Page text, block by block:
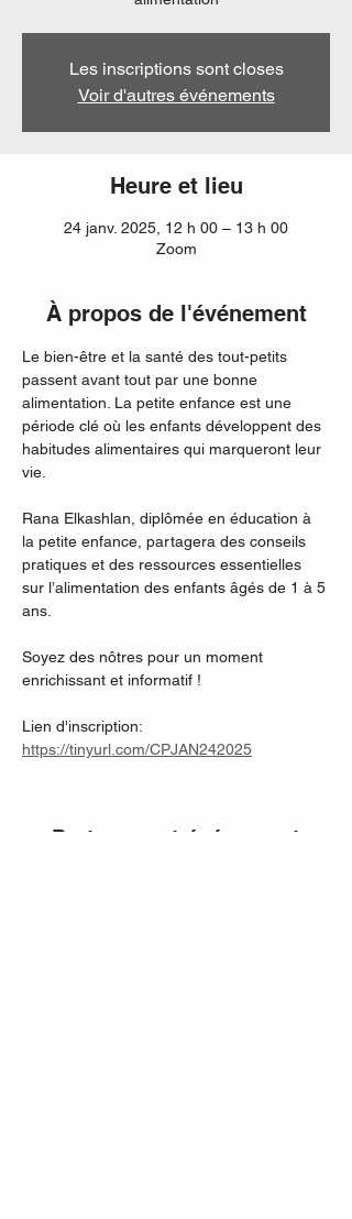
Les inscriptions sont closes
Voir d'autres événements
Heure et lieu
24 janv. 2025, 12 h 00 – 13 h 00
Zoom
À propos de l'événement
Le bien-être et la santé des tout-petits
passent avant tout par une bonne
alimentation. La petite enfance est une
période clé où les enfants développent des
habitudes alimentaires qui marqueront leur
vie.
Rana Elkashlan, diplômée en éducation à
la petite enfance, partagera des conseils
pratiques et des ressources essentielles
sur l’alimentation des enfants âgés de 1 à 5
ans.
Soyez des nôtres pour un moment
enrichissant et informatif !
Lien d'inscription:
https://tinyurl.com/CPJAN242025
Partager cet événement